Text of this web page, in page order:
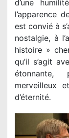
d’une
l’apparence
est convié à
nostalgie, à
histoire »
qu’il s’agit
étonnante,
merveilleux
d’éternité.